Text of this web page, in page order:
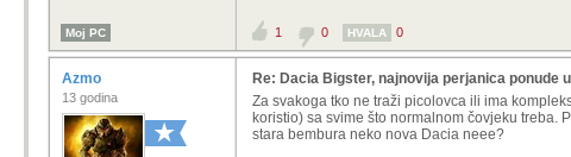
Moj PC 1 0 HVALA 0
Azmo
13 godina
Re: Dacia Bigster, najnovija perjanica ponude
Za svakoga tko ne traži picolovca ili ima
koristio) sa svime što normalnom čovjeku treba.
stara bembura neko nova Dacia neee?